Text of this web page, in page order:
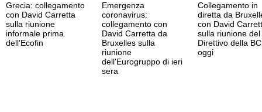
Grecia: collegamento
con David Carretta
sulla riunione
informale prima
dell'Ecofin
Emergenza
coronavirus:
collegamento con
David Carretta da
Bruxelles sulla
riunione
dell'Eurogruppo di ieri
sera
Collegamento in
diretta da
con David
sulla riunione del
Direttivo della
oggi